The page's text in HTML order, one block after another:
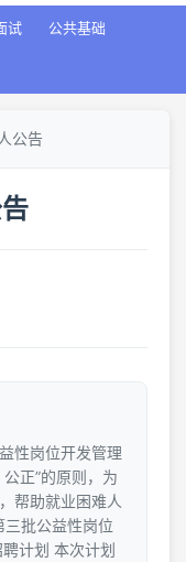
试 公共基础
公告
性岗位开发管理
正”的原则，为
帮助就业困难人
批公益性岗位
计划 本次计划